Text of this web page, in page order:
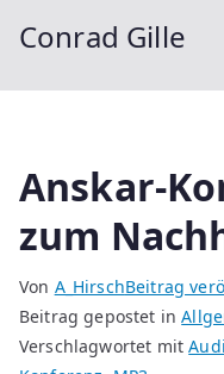
Conrad Gille
Anskar-
zum
Von A_HirschBeitrag
Beitrag gepostet in
Verschlagwortet mit